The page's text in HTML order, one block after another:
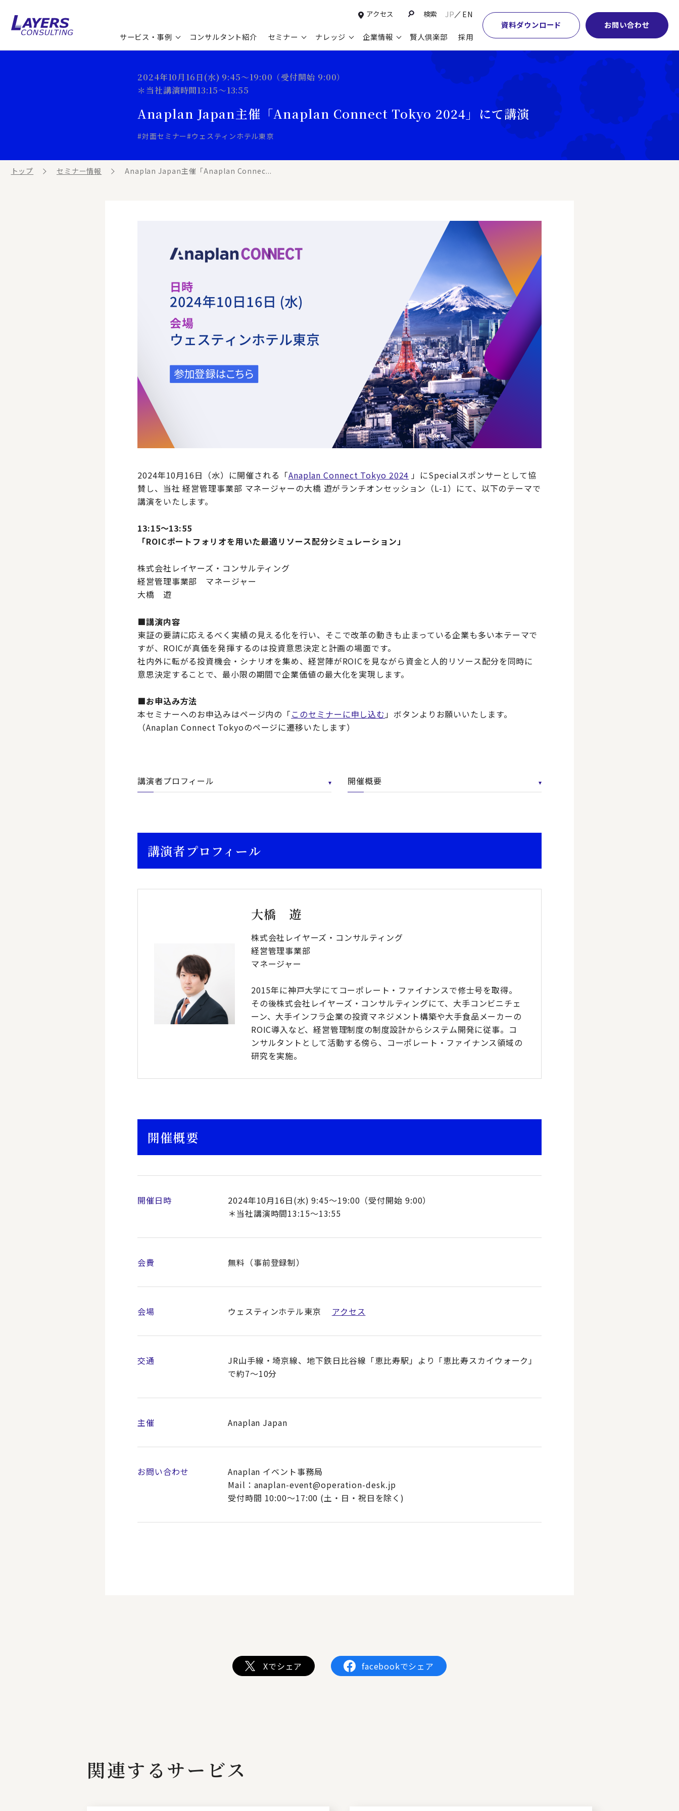
アクセス 検索 JP EN
サービス・事例 コンサルタント紹介 セミナー ナレッジ 企業情報 賢人倶楽部 採用
資料ダウンロード お問い合わせ
コンサルティングサービス
コンサルティングサービスTOP
グループ・グローバル経営管理
本社・間接業務改革
サプライチェーンマネジメント
物流改革
ヒューマンリソースマネジメント
ビジネスプロセスアウトソーシング
セミナー情報
セミナー情報TOP
配信中のセミナーアーカイブ
最新ソリューション
動画ライブラリ
最新ソリューションTOP
経営企画・事業戦略
営業・マーケティング
設計・開発・生産・調達
【特集】会計システム刷新
【特集】CFO革新
企業情報TOP
トップメッセージ
学術顧問紹介
DE&I推進の取り組み
グループ会社
グローバルネットワーク
お知らせTOP
メディア掲載
2024年10月16日(水) 9:45～19:00（受付開始 9:00）
＊当社講演時間13:15〜13:55
Anaplan Japan主催「Anaplan Connect Tokyo 2024」にて講演
#対面セミナー#ウェスティンホテル東京
トップ セミナー情報 Anaplan Japan主催「Anaplan Connec...
2024年10月16日（水）に開催される「Anaplan Connect Tokyo 2024 」にSpecialスポンサーとして協
賛し、当社 経営管理事業部 マネージャーの大橋 遊がランチオンセッション（L-1）にて、以下のテーマで
講演をいたします。
13:15〜13:55
「ROICポートフォリオを用いた最適リソース配分シミュレーション」
株式会社レイヤーズ・コンサルティング
経営管理事業部 マネージャー
大橋 遊
■講演内容
東証の要請に応えるべく実績の見える化を行い、そこで改革の動きも止まっている企業も多い本テーマで
すが、ROICが真価を発揮するのは投資意思決定と計画の場面です。
社内外に転がる投資機会・シナリオを集め、経営陣がROICを見ながら資金と人的リソース配分を同時に
意思決定することで、最小限の期間で企業価値の最大化を実現します。
■お申込み方法
本セミナーへのお申込みはページ内の「このセミナーに申し込む 」ボタンよりお願いいたします。
（Anaplan Connect Tokyoのページに遷移いたします）
講演者プロフィール 開催概要
講演者プロフィール
大橋 遊
株式会社レイヤーズ・コンサルティング
経営管理事業部
マネージャー
2015年に神戸大学にてコーポレート・ファイナンスで修士号を取得。
その後株式会社レイヤーズ・コンサルティングにて、大手コンビニチェ
ーン、大手インフラ企業の投資マネジメント構築や大手食品メーカーの
ROIC導入など、経営管理制度の制度設計からシステム開発に従事。コ
ンサルタントとして活動する傍ら、コーポレート・ファイナンス領域の
研究を実施。
開催概要
開催日時
2024年10月16日(水) 9:45～19:00（受付開始 9:00）
＊当社講演時間13:15〜13:55
会費 無料（事前登録制）
会場 ウェスティンホテル東京 アクセス
交通
JR山手線・埼京線、地下鉄日比谷線「恵比寿駅」より「恵比寿スカイウォーク」
で約7～10分
主催 Anaplan Japan
お問い合わせ
Anaplan イベント事務局
Mail：anaplan-event@operation-desk.jp
受付時間 10:00～17:00 (土・日・祝日を除く)
Xでシェア facebookでシェア
関連するサービス